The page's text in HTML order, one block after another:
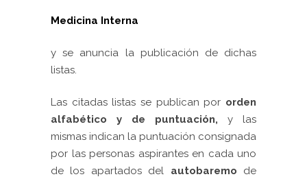
Medicina Interna
y se anuncia la publicación de dichas
listas.
Las citadas listas se publican por orden
alfabético y de puntuación, y las
mismas indican la puntuación consignada
por las personas aspirantes en cada uno
de los apartados del autobaremo de